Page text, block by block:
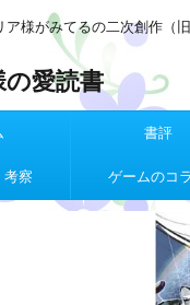
ア様がみてるの二次創作（
愛読書
書評
考察 ゲームのコ